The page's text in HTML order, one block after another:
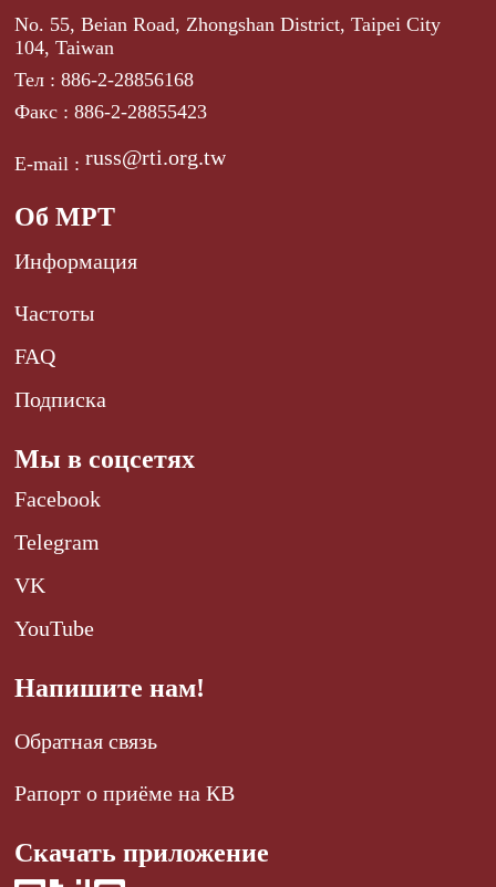
No. 55, Beian Road, Zhongshan District, Taipei City
104, Taiwan
Тел : 886-2-28856168
Факс : 886-2-28855423
E-mail :russ@rti.org.tw
Об МРТ
Информация
Частоты
FAQ
Подписка
Мы в соцсетях
Facebook
Telegram
VK
YouTube
Напишите нам!
Обратная связь
Рапорт о приёме на КВ
Скачать приложение